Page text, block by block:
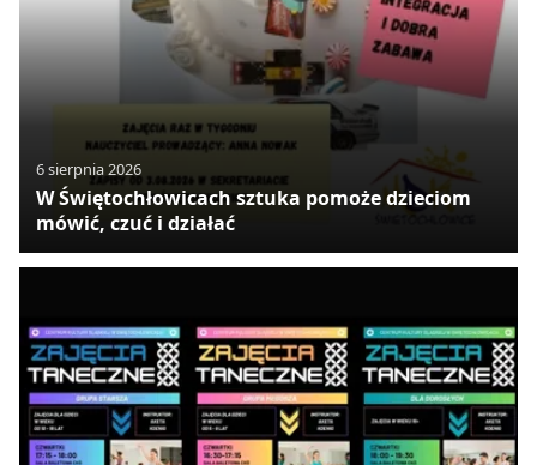
6 sierpnia 2026
W Świętochłowicach sztuka pomoże dzieciom
mówić, czuć i działać